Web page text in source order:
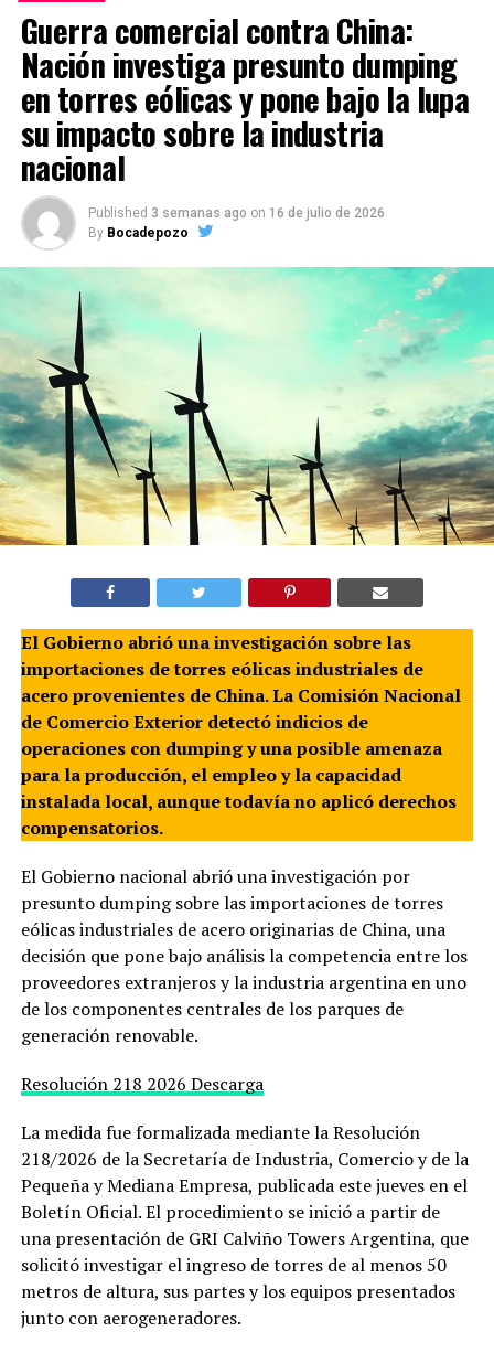
Guerra comercial contra China:
Nación investiga presunto dumping
en torres eólicas y pone bajo la lupa
su impacto sobre la industria
nacional
Published 3 semanas ago on 16 de julio de 2026
By Bocadepozo
El Gobierno abrió una investigación sobre las
importaciones de torres eólicas industriales de
acero provenientes de China. La Comisión Nacional
de Comercio Exterior detectó indicios de
operaciones con dumping y una posible amenaza
para la producción, el empleo y la capacidad
instalada local, aunque todavía no aplicó derechos
compensatorios.
El Gobierno nacional abrió una investigación por
presunto dumping sobre las importaciones de torres
eólicas industriales de acero originarias de China, una
decisión que pone bajo análisis la competencia entre los
proveedores extranjeros y la industria argentina en uno
de los componentes centrales de los parques de
generación renovable.
Resolución 218 2026 Descarga
La medida fue formalizada mediante la Resolución
218/2026 de la Secretaría de Industria, Comercio y de la
Pequeña y Mediana Empresa, publicada este jueves en el
Boletín Oficial. El procedimiento se inició a partir de
una presentación de GRI Calviño Towers Argentina, que
solicitó investigar el ingreso de torres de al menos 50
metros de altura, sus partes y los equipos presentados
junto con aerogeneradores.